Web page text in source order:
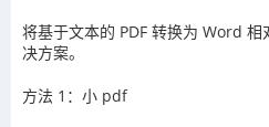
将基于文本的 PDF 转换为 Word
决方案。
方法 1：小 pdf